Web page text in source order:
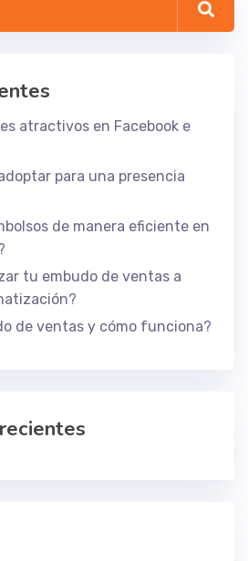
atractivos en Facebook e
para una presencia
de manera eficiente en
tu embudo de ventas a
de ventas y cómo funciona?